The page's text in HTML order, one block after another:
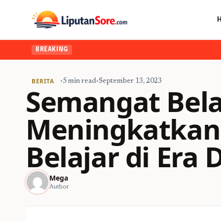
BREAKING
BERITA •5 min read•September 13, 2023
Semangat
Belajar di Era
Mega
Author